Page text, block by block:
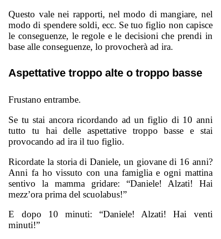
Questo vale nei rapporti, nel modo di mangiare, nel
modo di spendere soldi, ecc. Se tuo figlio non capisce
le conseguenze, le regole e le decisioni che prendi in
base alle conseguenze, lo provocherà ad ira.
Aspettative troppo alte o troppo basse
Frustano entrambe.
Se tu stai ancora ricordando ad un figlio di 10 anni
tutto tu hai delle aspettative troppo basse e stai
provocando ad ira il tuo figlio.
Ricordate la storia di Daniele, un giovane di 16 anni?
Anni fa ho vissuto con una famiglia e ogni mattina
sentivo la mamma gridare: “Daniele! Alzati! Hai
mezz’ora prima del scuolabus!”
E dopo 10 minuti: “Daniele! Alzati! Hai venti
minuti!”